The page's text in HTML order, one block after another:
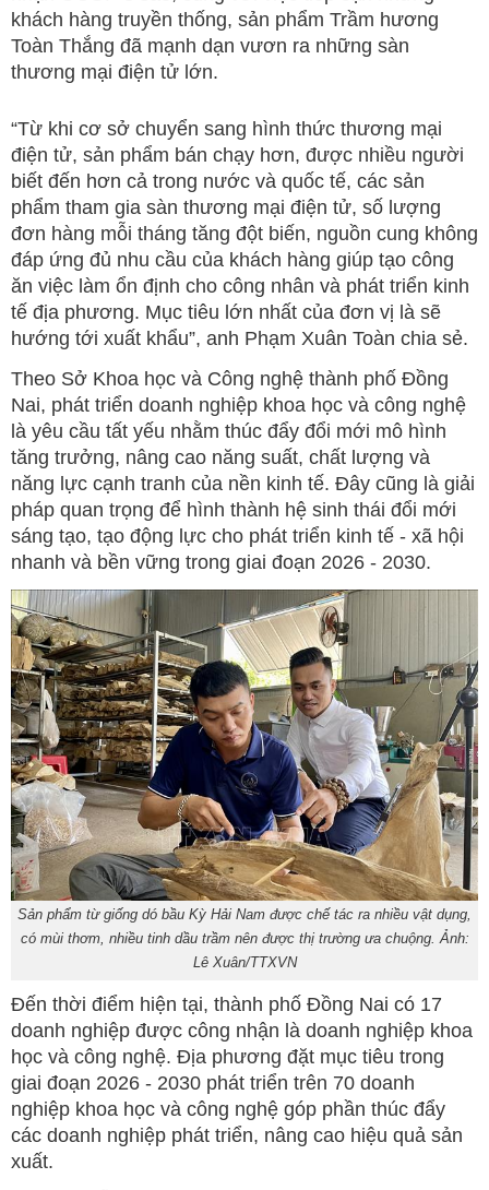
khách hàng truyền thống, sản phẩm Trầm hương
Toàn Thắng đã mạnh dạn vươn ra những sàn
thương mại điện tử lớn.
“Từ khi cơ sở chuyển sang hình thức thương mại
điện tử, sản phẩm bán chạy hơn, được nhiều người
biết đến hơn cả trong nước và quốc tế, các sản
phẩm tham gia sàn thương mại điện tử, số lượng
đơn hàng mỗi tháng tăng đột biến, nguồn cung không
đáp ứng đủ nhu cầu của khách hàng giúp tạo công
ăn việc làm ổn định cho công nhân và phát triển kinh
tế địa phương. Mục tiêu lớn nhất của đơn vị là sẽ
hướng tới xuất khẩu”, anh Phạm Xuân Toàn chia sẻ.
Theo Sở Khoa học và Công nghệ thành phố Đồng
Nai, phát triển doanh nghiệp khoa học và công nghệ
là yêu cầu tất yếu nhằm thúc đẩy đổi mới mô hình
tăng trưởng, nâng cao năng suất, chất lượng và
năng lực cạnh tranh của nền kinh tế. Đây cũng là giải
pháp quan trọng để hình thành hệ sinh thái đổi mới
sáng tạo, tạo động lực cho phát triển kinh tế - xã hội
nhanh và bền vững trong giai đoạn 2026 - 2030.
Sản phẩm từ giống dó bầu Kỳ Hải Nam được chế tác ra nhiều vật dụng,
có mùi thơm, nhiều tinh dầu trầm nên được thị trường ưa chuộng. Ảnh:
Lê Xuân/TTXVN
Đến thời điểm hiện tại, thành phố Đồng Nai có 17
doanh nghiệp được công nhận là doanh nghiệp khoa
học và công nghệ. Địa phương đặt mục tiêu trong
giai đoạn 2026 - 2030 phát triển trên 70 doanh
nghiệp khoa học và công nghệ góp phần thúc đẩy
các doanh nghiệp phát triển, nâng cao hiệu quả sản
xuất.